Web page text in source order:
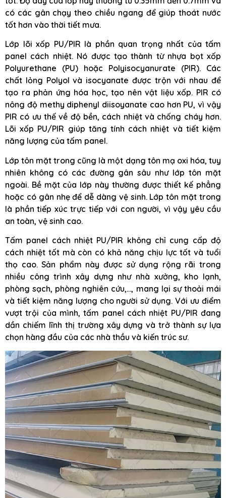
có các gân chạy theo chiều ngang để giúp thoát nước
tốt hơn vào thời tiết mưa.
Lớp lõi xốp PU/PIR là phần quan trọng nhất của tấm
panel cách nhiệt. Nó được tạo thành từ nhựa bọt xốp
Polyurethane (PU) hoặc Polyisocyanurate (PIR). Các
chất lỏng Polyol và isocyanate được trộn với nhau để
tạo ra phản ứng hóa học, tạo nên vật liệu xốp. PIR có
nông độ methy diphenyl diisoyanate cao hơn PU, vì vậy
PIR có ưu thế về độ bền, cách nhiệt và chống cháy hơn.
Lõi xốp PU/PIR giúp tăng tính cách nhiệt và tiết kiệm
năng lượng của tấm panel.
Lớp tôn mặt trong cũng là một dạng tôn mạ oxi hóa, tuy
nhiên không có các đường gân sâu như lớp tôn mặt
ngoài. Bề mặt của lớp này thường được thiết kế phẳng
hoặc có gân nhẹ để dễ dàng vệ sinh. Lớp tôn mặt trong
là phần tiếp xúc trực tiếp với con người, vì vậy yêu cầu
an toàn, vệ sinh cao.
Tấm panel cách nhiệt PU/PIR không chỉ cung cấp độ
cách nhiệt tốt mà còn có khả năng chịu lực tốt và tuổi
thọ cao. Sản phẩm này được sử dụng rộng rãi trong
nhiều công trình xây dựng như nhà xưởng, kho lạnh,
phòng sạch, phòng nghiên cứu,…, mang lại sự thoải mái
và tiết kiệm năng lượng cho người sử dụng. Với ưu điểm
vượt trội của mình, tấm panel cách nhiệt PU/PIR đang
dần chiếm lĩnh thị trường xây dựng và trở thành sự lựa
chọn hàng đầu của các nhà thầu và kiến trúc sư.